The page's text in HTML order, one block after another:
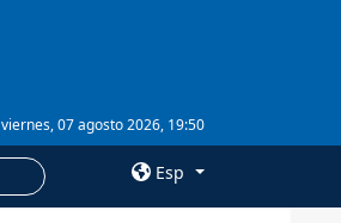
viernes, 07 agosto 2026, 19:50
Esp